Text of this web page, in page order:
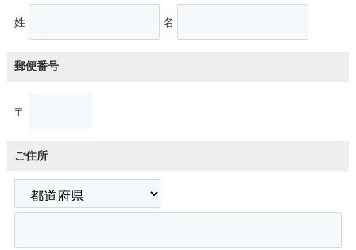
姓 名
郵便番号
〒
ご住所